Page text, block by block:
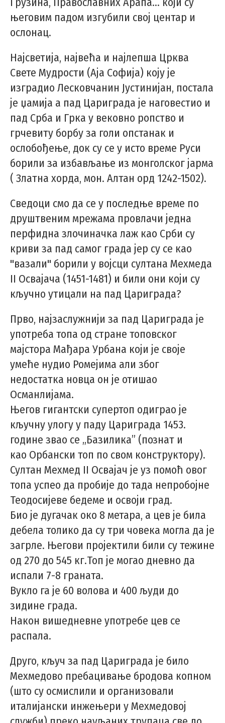
његовим падом изгубили свој центар и
ослонац.
Најсветија, највећа и најлепша Црква
Свете Мудрости (Аја Софија) коју је
изградио Лесковчанин Јустинијан, постала
је џамија а пад Цариграда је наговестио и
пад Срба и Грка у вековно ропство и
грчевиту борбу за голи опстанак и
ослобођење, док су се у исто време Руси
борили за избављање из монголског јарма
( Златна хорда, мон. Алтан орд 1242-1502).
Сведоци смо да се у последње време по
друштвеним мрежама провлачи једна
перфидна злочиначка лаж као Срби су
криви за пад самог града јер су се као
"вазали" борили у војсци султана Мехмеда
II Освајача (1451-1481) и били они који су
кључно утицали на пад Цариграда?
Прво, најзаслужнији за пад Цариграда је
употреба топа од стране топовског
мајстора Мађара Урбана који је своје
умеће нудио Ромејима али због
недостатка новца он је отишао
Османлијама.
Његов гигантски супертоп одиграо је
кључну улогу у паду Цариграда 1453.
године звао се „Базилика” (познат и
као Орбански топ по свом конструктору).
Султан Мехмед II Освајач је уз помоћ овог
топа успео да пробије до тада непробојне
Теодосијеве бедеме и освоји град.
Био је дугачак око 8 метара, а цев је била
дебела толико да су три човека могла да је
загрле. Његови пројектили били су тежине
од 270 до 545 кг.Топ је могао дневно да
испали 7-8 граната.
Вукло га је 60 волова и 400 људи до
зидине града.
Након вишедневне употребе цев се
распала.
Друго, кључ за пад Цариграда је било
Мехмедово пребацивање бродова копном
(што су осмислили и организовали
италијански инжењери у Мехмедовој